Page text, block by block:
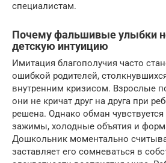
специалистам.
Почему фальшивые улыбки
детскую интуицию
Имитация благополучия часто
ошибкой родителей,
внутренним кризисом. Взрослые
они не кричат друг на друга при
решена. Однако обман
зажимы, холодные объятия и
Дошкольник моментально
заставляет его сомневаться в